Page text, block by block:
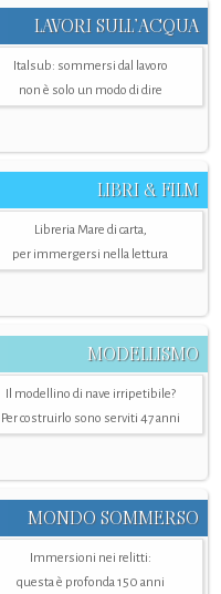
LAVORI SULL’ACQUA
Italsub: sommersi dal lavoro
non è solo un modo di dire
LIBRI & FILM
Libreria Mare di carta,
per immergersi nella lettura
MODELLISMO
Il modellino di nave irripetibile?
Per costruirlo sono serviti 47 anni
MONDO SOMMERSO
Immersioni nei relitti:
questa è profonda 150 anni